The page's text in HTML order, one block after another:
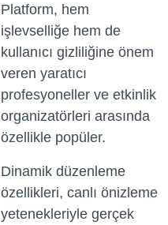
Platform, hem
işlevselliğe hem de
kullanıcı gizliliğine önem
veren yaratıcı
profesyoneller ve etkinlik
organizatörleri arasında
özellikle popüler.
Dinamik düzenleme
özellikleri, canlı önizleme
yetenekleriyle gerçek